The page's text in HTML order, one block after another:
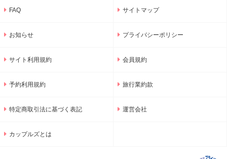
FAQ サイトマップ
お知らせ プライバシーポリシー
サイト利用規約 会員規約
予約利用規約 旅行業約款
特定商取引法に基づく表記 運営会社
カップルズとは